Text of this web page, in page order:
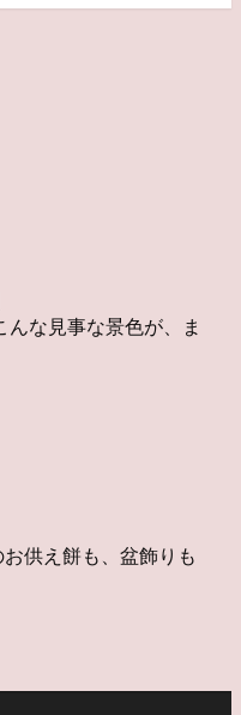
んな見事な景色が、ま
供え餅も、盆飾りも